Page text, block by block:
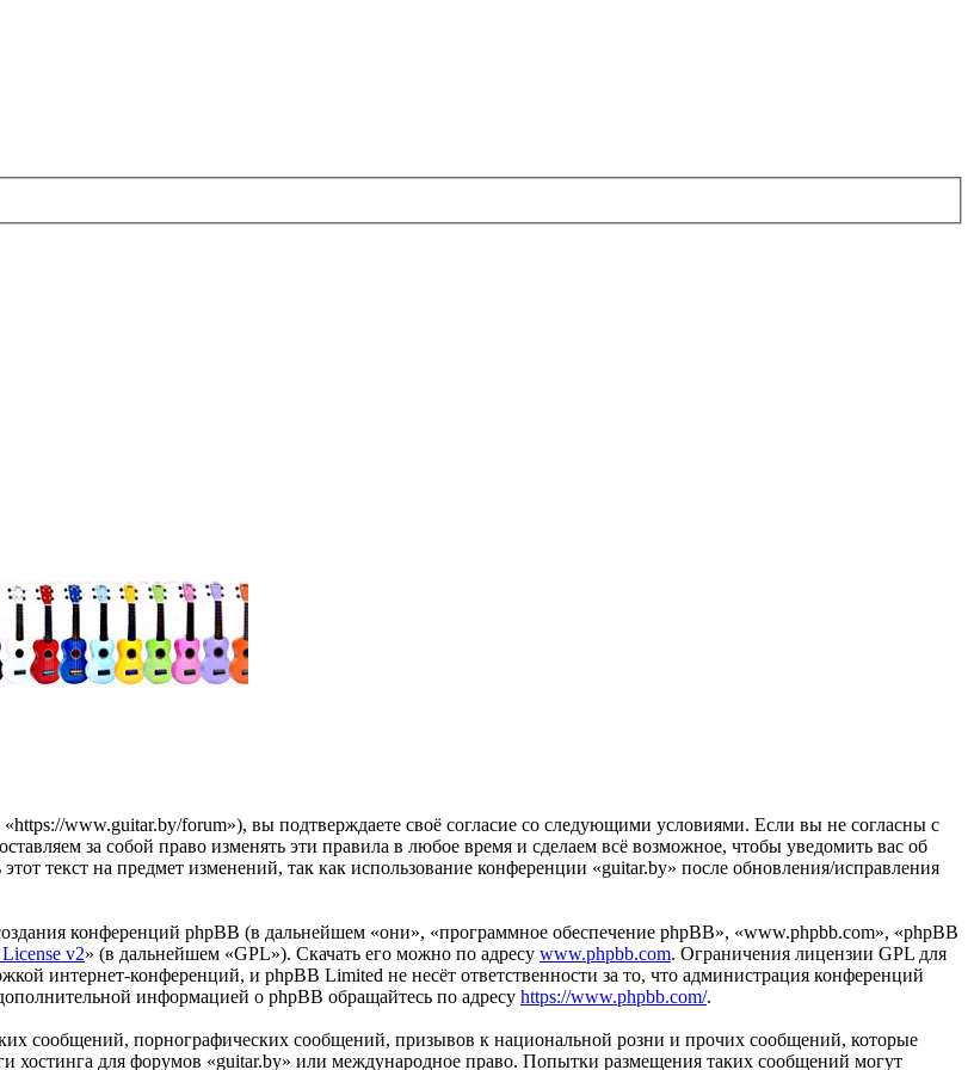
www.guitar.by/forum»), вы подтверждаете своё согласие со следующими условиями. Если вы не согласны с
за собой право изменять эти правила в любое время и сделаем всё возможное, чтобы уведомить вас об
текст на предмет изменений, так как использование конференции «guitar.by» после обновления/исправления
конференций phpBB (в дальнейшем «они», «программное обеспечение phpBB», «www.phpbb.com», «phpBB
v2» (в дальнейшем «GPL»). Скачать его можно по адресу www.phpbb.com. Ограничения лицензии GPL для
интернет-конференций, и phpBB Limited не несёт ответственности за то, что администрация конференций
информацией о phpBB обращайтесь по адресу https://www.phpbb.com/.
сообщений, порнографических сообщений, призывов к национальной розни и прочих сообщений, которые
хостинга для форумов «guitar.by» или международное право. Попытки размещения таких сообщений могут